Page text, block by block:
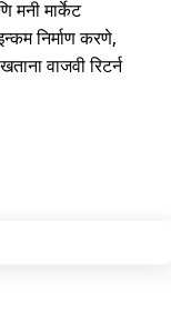
मनी मार्केट
निर्माण करणे,
वाजवी रिटर्न